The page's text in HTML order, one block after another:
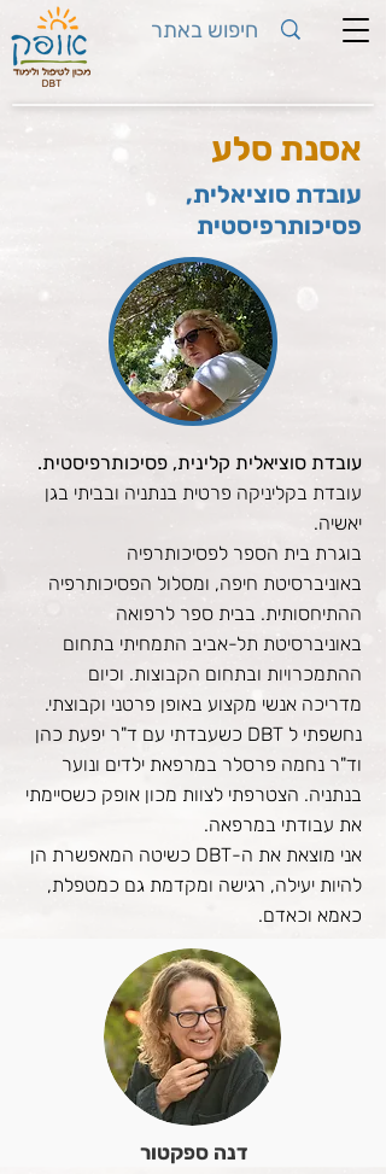
אסנת סלע
עובדת סוציאלית,
פסיכותרפיסטית
עובדת סוציאלית קלינית, פסיכותרפיסטית.
עובדת בקליניקה פרטית בנתניה ובביתי בגן
יאשיה.
בוגרת בית הספר לפסיכותרפיה
באוניברסיטת חיפה, ומסלול הפסיכותרפיה
ההתיחסותית. בבית ספר לרפואה
באוניברסיטת תל-אביב התמחיתי בתחום
ההתמכרויות ובתחום הקבוצות. וכיום
מדריכה אנשי מקצוע באופן פרטני וקבוצתי.
נחשפתי ל DBT כשעבדתי עם ד"ר יפעת כהן
וד"ר נחמה פרסלר במרפאת ילדים ונוער
בנתניה. הצטרפתי לצוות מכון אופק כשסיימתי
את עבודתי במרפאה.
אני מוצאת את ה-DBT כשיטה המאפשרת הן
להיות יעילה, רגישה ומקדמת גם כמטפלת,
כאמא וכאדם.
דנה ספקטור